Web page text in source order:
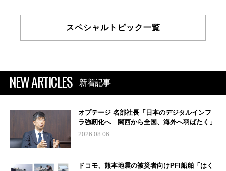
スペシャルトピック一覧
NEW ARTICLES 新着記事
オプテージ 名部社長「日本のデジタルインフ
ラ強靭化へ 関西から全国、海外へ羽ばたく」
2026.08.06
ドコモ、熊本地震の被災者向けPFI船舶「はく